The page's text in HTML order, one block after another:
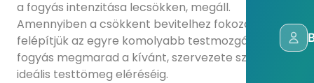
a fogyás intenzitása lecsökken, megáll.
Amennyiben a csökkent bevitelhez fokozatosan
felépítjük az egyre komolyabb testmozgást, a
fogyás megmarad a kívánt, szervezete számára
ideális testtömeg eléréséig.